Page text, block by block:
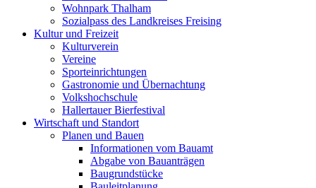
Wohnpark Thalham
Sozialpass des Landkreises Freising
Kultur und Freizeit
Kulturverein
Vereine
Sporteinrichtungen
Gastronomie und Übernachtung
Volkshochschule
Hallertauer Bierfestival
Wirtschaft und Standort
Planen und Bauen
Informationen vom Bauamt
Abgabe von Bauanträgen
Baugrundstücke